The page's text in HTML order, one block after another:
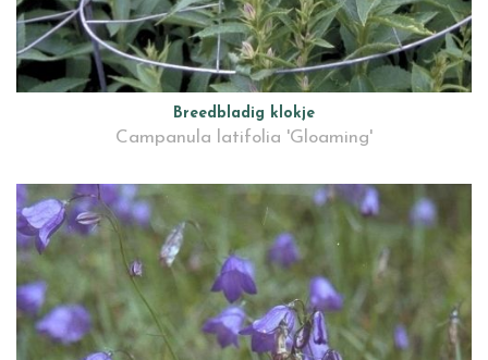
Breedbladig klokje
Campanula latifolia 'Gloaming'